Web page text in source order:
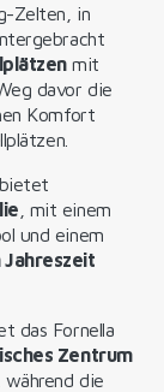
Zelten, in
mit
davor die
Komfort
, mit einem
und einem
Jahreszeit
das Fornella
Zentrum
die